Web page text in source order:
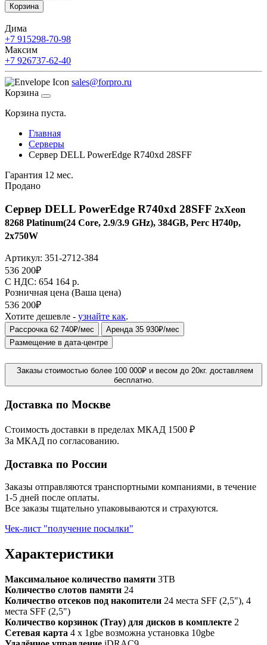
Корзина
Дима
+7 915298-70-98
Максим
+7 926737-62-40
sales@forpro.ru
Корзина
Корзина пуста.
Главная
Серверы
Сервер DELL PowerEdge R740xd 28SFF
Гарантия 12 мес.
Продано
Сервер DELL PowerEdge R740xd 28SFF 2xXeon
8268 Platinum(24 Core, 2.9/3.9 GHz), 384GB, Perc H740p,
2x750W
Артикул: 351-2712-384
536 200₽
C НДС: 654 164 р.
Розничная цена (Ваша цена)
536 200₽
Хотите дешевле - узнайте как.
Рассрочка 62 740₽/мес
Аренда 35 930₽/мес
Размещение в дата-центре
Заказы стоимостью более 100 000₽ и весом до 20кг. доставляем
бесплатно.
Доставка по Москве
Стоимость доставки в пределах МКАД 1500 ₽
За МКАД по согласованию.
Доставка по России
Заказы отправляются транспортными компаниями, в течение
1-5 дней после оплаты.
Все заказы тщательно упаковываются и страхуются.
Чек-лист "получение посылки"
Характеристики
Максимальное количество памяти 3TB
Количество слотов памяти 24
Количество отсеков под накопители 24 места SFF (2,5"), 4
места SFF (2,5")
Количество корзинок (Tray) для дисков в комплекте 2
Сетевая карта 4 x 1gbe возможна установка 10gbe